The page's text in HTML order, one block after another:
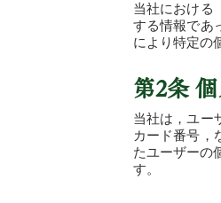
当社における
する情報であ
により特定の
第2条
当社は，ユー
カード番号，
たユーザーの
す。